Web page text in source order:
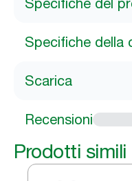
Specifiche del
Specifiche della
Scarica
Recensioni
Prodotti simili